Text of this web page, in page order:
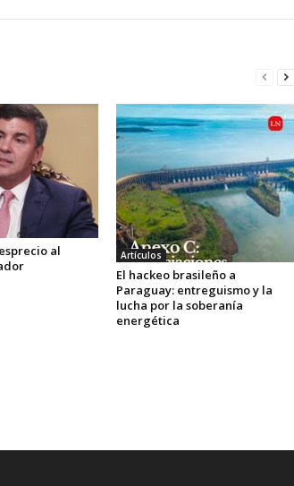
al
Artículos
El hackeo brasileño a
Paraguay: entreguismo y la
lucha por la soberanía
energética